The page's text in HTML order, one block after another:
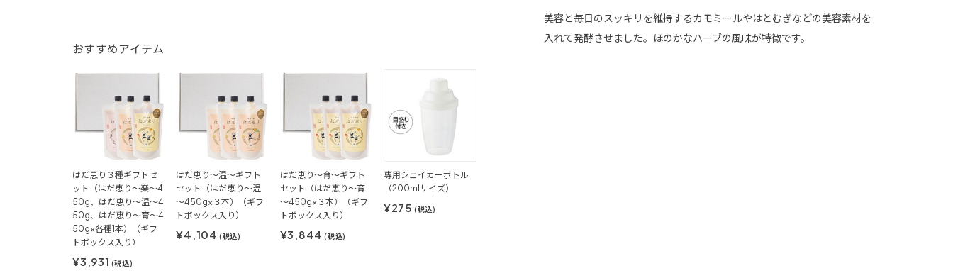
おすすめアイテム
はだ恵り３種ギフトセ
ット（はだ恵り～楽～4
50g、はだ恵り～温～4
50g、はだ恵り～育～4
50g×各種1本）（ギフ
トボックス入り）
¥3,931 (税込)
はだ恵り～温～ギフト
セット（はだ恵り～温
～450g×３本）（ギフ
トボックス入り）
¥4,104 (税込)
はだ恵り～育～ギフト
セット（はだ恵り～育
～450g×３本）（ギフ
トボックス入り）
¥3,844 (税込)
専用シェイカーボトル
（200mlサイズ）
¥275 (税込)
美容と毎日のスッキリを維持するカモミールやはとむぎなどの美容素材を
入れて発酵させました。ほのかなハーブの風味が特徴です。